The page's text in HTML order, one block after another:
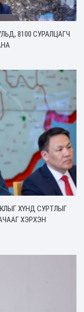
8100 СУРАЛЦАГЧ
ХҮНД СУРТЛЫГ
ХЭРХЭН